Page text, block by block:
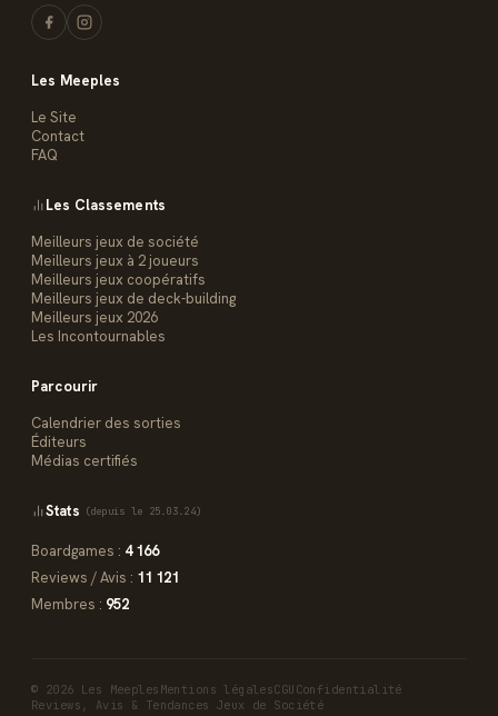
Les Meeples
Le Site
Contact
FAQ
Les Classements
Meilleurs jeux de société
Meilleurs jeux à 2 joueurs
Meilleurs jeux coopératifs
Meilleurs jeux de deck-building
Meilleurs jeux 2026
Les Incontournables
Parcourir
Calendrier des sorties
Éditeurs
Médias certifiés
Stats (depuis le 25.03.24)
Boardgames : 4 166
Reviews / Avis : 11 121
Membres : 952
© 2026 Les Meeples Mentions légalesCGU Confidentialité
Reviews, Avis & Tendances Jeux de Société